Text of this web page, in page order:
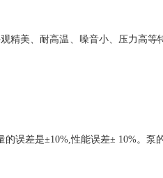
精美、耐高温、噪音小、压力高
误差是±10%,性能误差± 10%。泵